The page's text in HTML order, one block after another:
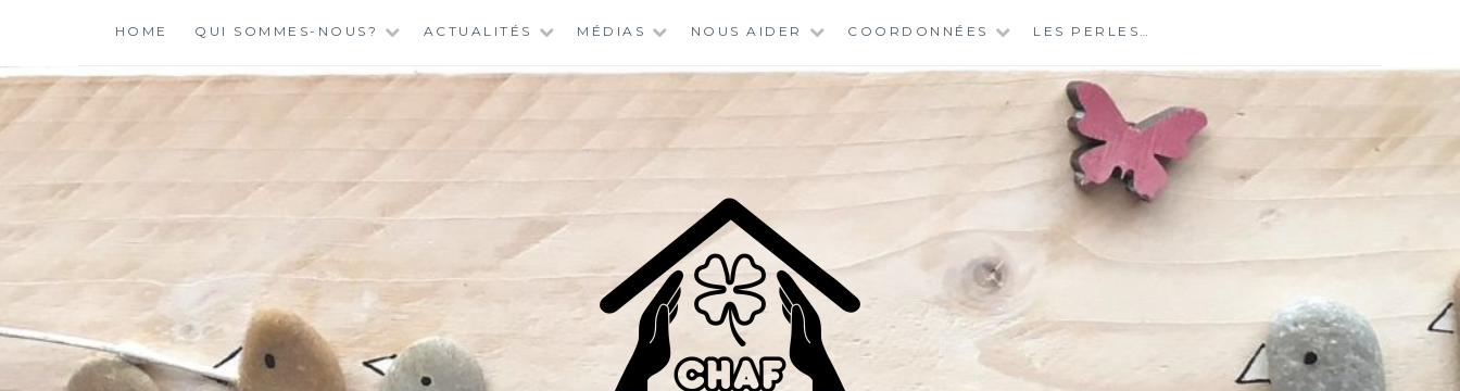
content
HOME QUI SOMMES-NOUS? ACTUALITÉS MÉDIAS NOUS AIDER COORDONNÉES LES PERLES…